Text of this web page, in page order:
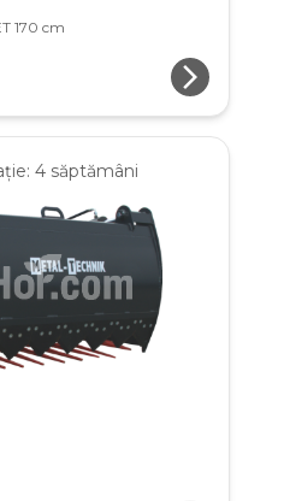
170 cm
arrow_forward_ios
4 săptămâni